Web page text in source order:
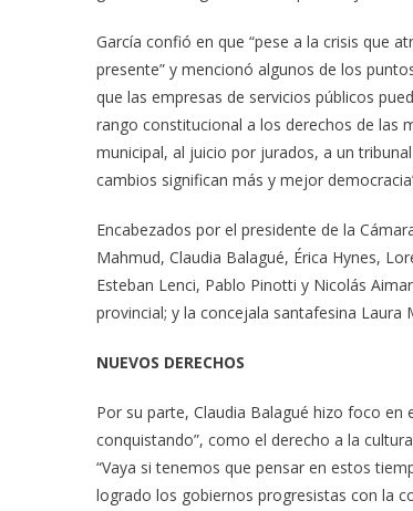
García confió en que “pese a la crisis que
presente” y mencionó algunos de los
que las empresas de servicios públicos
rango constitucional a los derechos de las
municipal, al juicio por jurados, a un
cambios significan más y mejor
Encabezados por el presidente de la
Mahmud, Claudia Balagué, Érica Hynes,
Esteban Lenci, Pablo Pinotti y Nicolás
provincial; y la concejala santafesina Laura
NUEVOS DERECHOS
Por su parte, Claudia Balagué hizo foco
conquistando”, como el derecho a la
“Vaya si tenemos que pensar en estos
logrado los gobiernos progresistas con la